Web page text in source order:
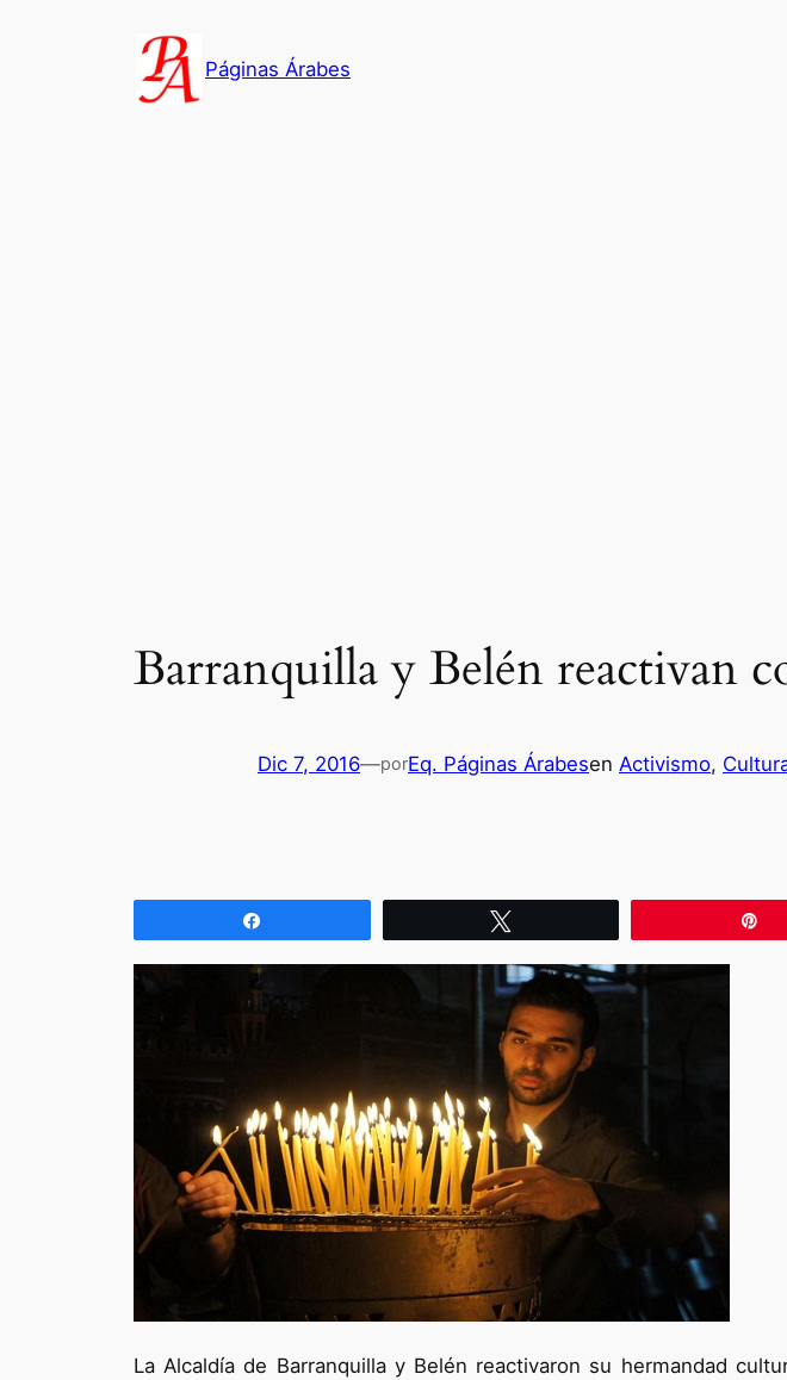
Páginas Árabes
Barranquilla y Belén reactivan
Dic 7, 2016—porEq. Páginas Árabesen Activismo,
La Alcaldía de Barranquilla y Belén reactivaron su hermandad